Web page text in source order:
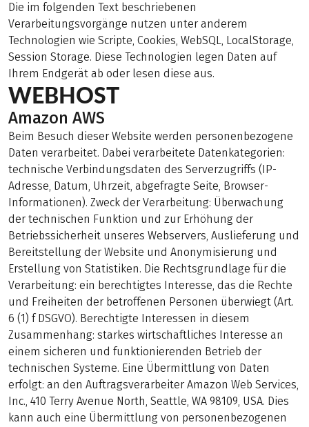
Die im folgenden Text beschriebenen
Verarbeitungsvorgänge nutzen unter anderem
Technologien wie Scripte, Cookies, WebSQL, LocalStorage,
Session Storage. Diese Technologien legen Daten auf
Ihrem Endgerät ab oder lesen diese aus.
WEBHOST
Amazon AWS
Beim Besuch dieser Website werden personenbezogene
Daten verarbeitet. Dabei verarbeitete Datenkategorien:
technische Verbindungsdaten des Serverzugriffs (IP-
Adresse, Datum, Uhrzeit, abgefragte Seite, Browser-
Informationen). Zweck der Verarbeitung: Überwachung
der technischen Funktion und zur Erhöhung der
Betriebssicherheit unseres Webservers, Auslieferung und
Bereitstellung der Website und Anonymisierung und
Erstellung von Statistiken. Die Rechtsgrundlage für die
Verarbeitung: ein berechtigtes Interesse, das die Rechte
und Freiheiten der betroffenen Personen überwiegt (Art.
6 (1) f DSGVO). Berechtigte Interessen in diesem
Zusammenhang: starkes wirtschaftliches Interesse an
einem sicheren und funktionierenden Betrieb der
technischen Systeme. Eine Übermittlung von Daten
erfolgt: an den Auftragsverarbeiter Amazon Web Services,
Inc., 410 Terry Avenue North, Seattle, WA 98109, USA. Dies
kann auch eine Übermittlung von personenbezogenen